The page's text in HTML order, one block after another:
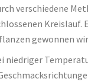
verschiedene
gewonnen
niedriger